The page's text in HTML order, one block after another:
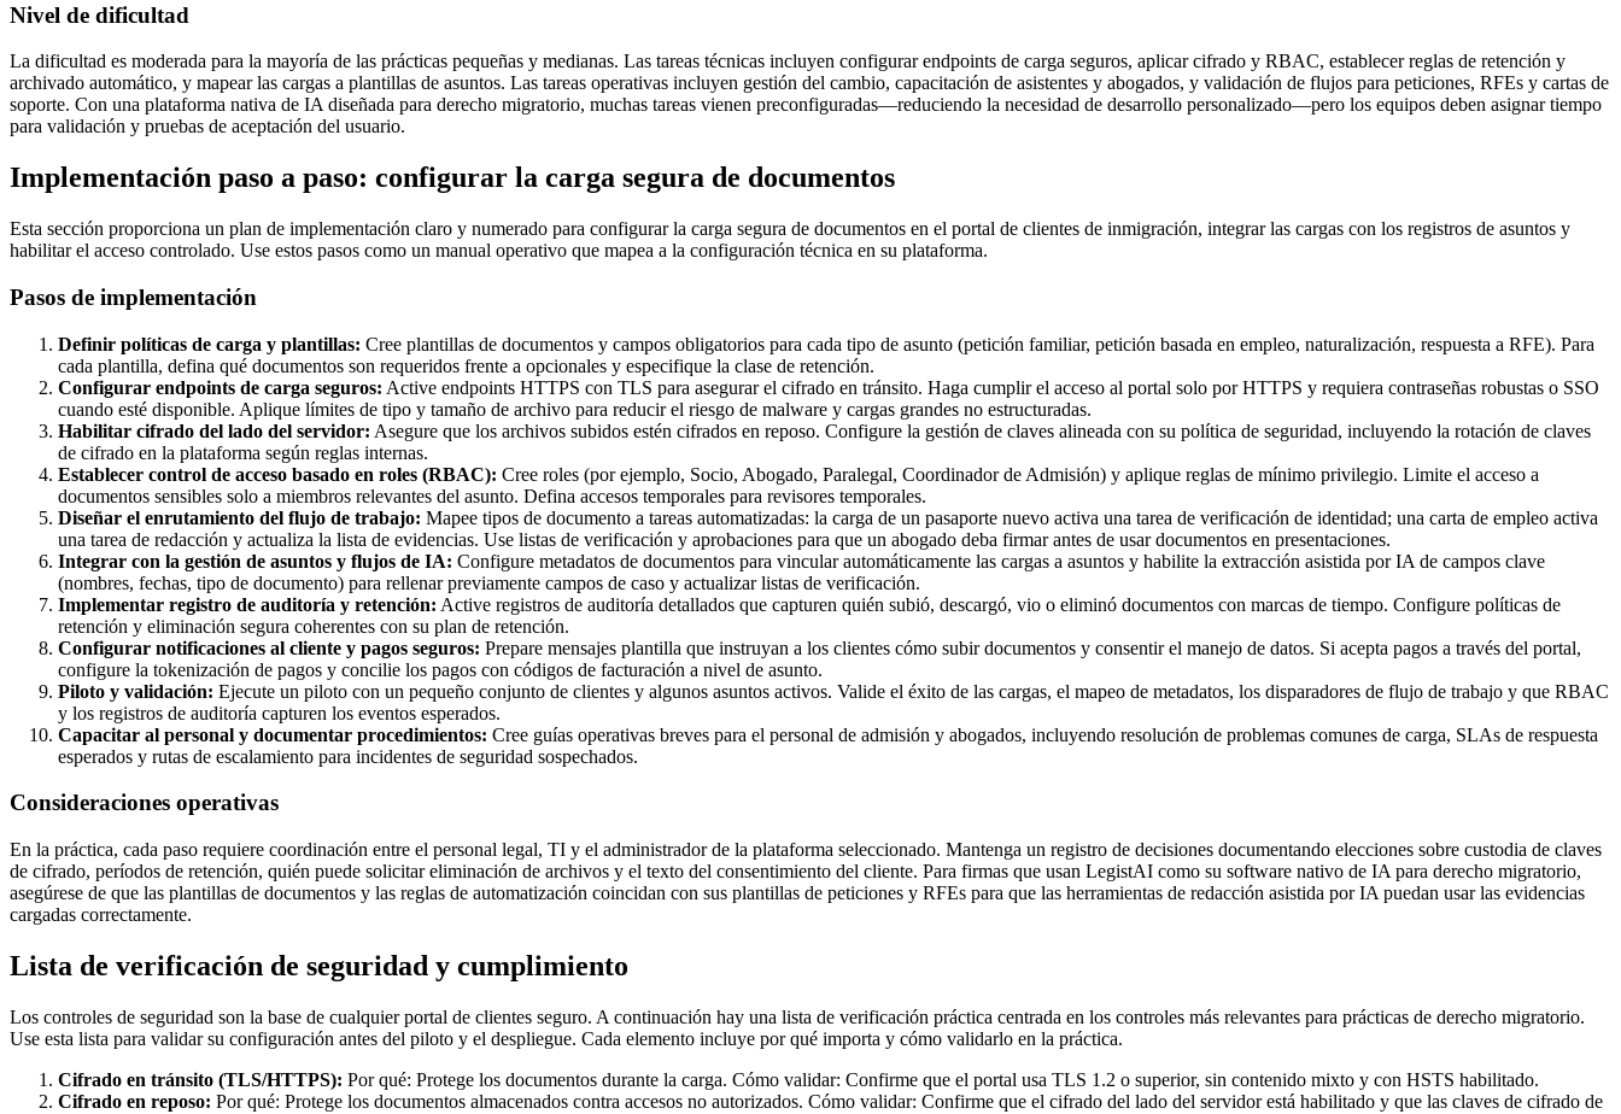
Nivel de dificultad
La dificultad es moderada para la mayoría de las prácticas pequeñas y medianas. Las tareas técnicas incluyen configurar endpoints de carga seguros, aplicar cifrado y RBAC, establecer reglas de retención y
archivado automático, y mapear las cargas a plantillas de asuntos. Las tareas operativas incluyen gestión del cambio, capacitación de asistentes y abogados, y validación de flujos para peticiones, RFEs y cartas de
soporte. Con una plataforma nativa de IA diseñada para derecho migratorio, muchas tareas vienen preconfiguradas—reduciendo la necesidad de desarrollo personalizado—pero los equipos deben asignar tiempo
para validación y pruebas de aceptación del usuario.
Implementación paso a paso: configurar la carga segura de documentos
Esta sección proporciona un plan de implementación claro y numerado para configurar la carga segura de documentos en el portal de clientes de inmigración, integrar las cargas con los registros de asuntos y
habilitar el acceso controlado. Use estos pasos como un manual operativo que mapea a la configuración técnica en su plataforma.
Pasos de implementación
Definir políticas de carga y plantillas: Cree plantillas de documentos y campos obligatorios para cada tipo de asunto (petición familiar, petición basada en empleo, naturalización, respuesta a RFE). Para
cada plantilla, defina qué documentos son requeridos frente a opcionales y especifique la clase de retención.
Configurar endpoints de carga seguros: Active endpoints HTTPS con TLS para asegurar el cifrado en tránsito. Haga cumplir el acceso al portal solo por HTTPS y requiera contraseñas robustas o SSO
cuando esté disponible. Aplique límites de tipo y tamaño de archivo para reducir el riesgo de malware y cargas grandes no estructuradas.
Habilitar cifrado del lado del servidor: Asegure que los archivos subidos estén cifrados en reposo. Configure la gestión de claves alineada con su política de seguridad, incluyendo la rotación de claves
de cifrado en la plataforma según reglas internas.
Establecer control de acceso basado en roles (RBAC): Cree roles (por ejemplo, Socio, Abogado, Paralegal, Coordinador de Admisión) y aplique reglas de mínimo privilegio. Limite el acceso a
documentos sensibles solo a miembros relevantes del asunto. Defina accesos temporales para revisores temporales.
Diseñar el enrutamiento del flujo de trabajo: Mapee tipos de documento a tareas automatizadas: la carga de un pasaporte nuevo activa una tarea de verificación de identidad; una carta de empleo activa
una tarea de redacción y actualiza la lista de evidencias. Use listas de verificación y aprobaciones para que un abogado deba firmar antes de usar documentos en presentaciones.
Integrar con la gestión de asuntos y flujos de IA: Configure metadatos de documentos para vincular automáticamente las cargas a asuntos y habilite la extracción asistida por IA de campos clave
(nombres, fechas, tipo de documento) para rellenar previamente campos de caso y actualizar listas de verificación.
Implementar registro de auditoría y retención: Active registros de auditoría detallados que capturen quién subió, descargó, vio o eliminó documentos con marcas de tiempo. Configure políticas de
retención y eliminación segura coherentes con su plan de retención.
Configurar notificaciones al cliente y pagos seguros: Prepare mensajes plantilla que instruyan a los clientes cómo subir documentos y consentir el manejo de datos. Si acepta pagos a través del portal,
configure la tokenización de pagos y concilie los pagos con códigos de facturación a nivel de asunto.
Piloto y validación: Ejecute un piloto con un pequeño conjunto de clientes y algunos asuntos activos. Valide el éxito de las cargas, el mapeo de metadatos, los disparadores de flujo de trabajo y que RBAC
y los registros de auditoría capturen los eventos esperados.
Capacitar al personal y documentar procedimientos: Cree guías operativas breves para el personal de admisión y abogados, incluyendo resolución de problemas comunes de carga, SLAs de respuesta
esperados y rutas de escalamiento para incidentes de seguridad sospechados.
Consideraciones operativas
En la práctica, cada paso requiere coordinación entre el personal legal, TI y el administrador de la plataforma seleccionado. Mantenga un registro de decisiones documentando elecciones sobre custodia de claves
de cifrado, períodos de retención, quién puede solicitar eliminación de archivos y el texto del consentimiento del cliente. Para firmas que usan LegistAI como su software nativo de IA para derecho migratorio,
asegúrese de que las plantillas de documentos y las reglas de automatización coincidan con sus plantillas de peticiones y RFEs para que las herramientas de redacción asistida por IA puedan usar las evidencias
cargadas correctamente.
Lista de verificación de seguridad y cumplimiento
Los controles de seguridad son la base de cualquier portal de clientes seguro. A continuación hay una lista de verificación práctica centrada en los controles más relevantes para prácticas de derecho migratorio.
Use esta lista para validar su configuración antes del piloto y el despliegue. Cada elemento incluye por qué importa y cómo validarlo en la práctica.
Cifrado en tránsito (TLS/HTTPS): Por qué: Protege los documentos durante la carga. Cómo validar: Confirme que el portal usa TLS 1.2 o superior, sin contenido mixto y con HSTS habilitado.
Cifrado en reposo: Por qué: Protege los documentos almacenados contra accesos no autorizados. Cómo validar: Confirme que el cifrado del lado del servidor está habilitado y que las claves de cifrado de